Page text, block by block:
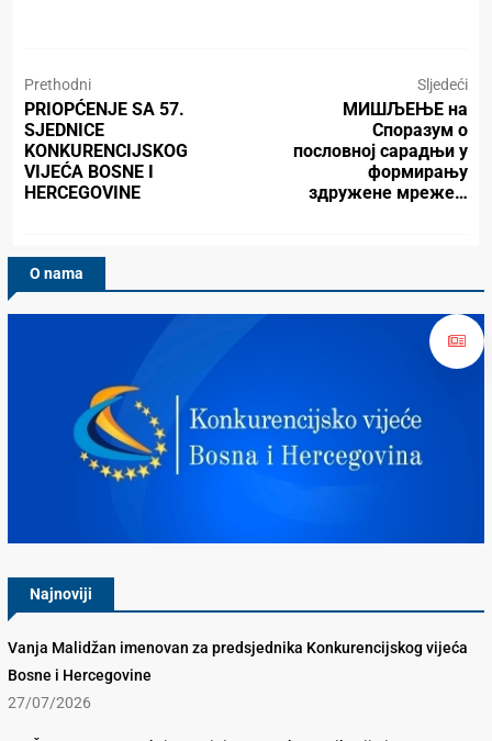
Prethodni
PRIOPĆENJE SA 57.
SJEDNICE
KONKURENCIJSKOG
VIJEĆA BOSNE I
HERCEGOVINE
Sljedeći
МИШЉЕЊЕ на
Споразум о
пословној сарадњи у
формирању
здружене мреже…
O nama
Najnoviji
Vanja Malidžan imenovan za predsjednika Konkurencijskog vijeća
Bosne i Hercegovine
27/07/2026